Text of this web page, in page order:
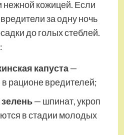
нежной кожицей. Если
за одну ночь
до голых стеблей.
капуста—
рационе вредителей;
— шпинат, укроп
в стадии молодых